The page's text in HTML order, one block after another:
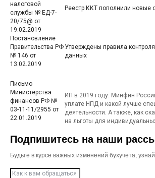
налоговой
службы № ЕД-7-
20/75@ от
19.02.2019
Реестр ККТ пополнили новые
Постановление
Правительства РФ
№ 146 от
13.02.2019
Утверждены правила
данных
Письмо
Министерства
финансов РФ №
03-11-11/2955 от
22.01.2019
ИП в 2019 году: Минфин
уплате НПД и какой лучше
деятельности. А также, как
на льготы для
Подпишитесь на наши
Будьте в курсе важных изменений бухучета,